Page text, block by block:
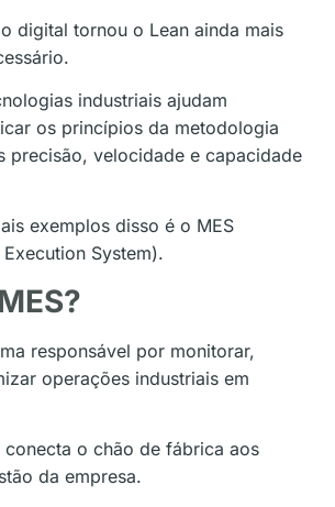
digital tornou o Lean ainda mais
industriais ajudam
os princípios da metodologia
precisão, velocidade e capacidade
exemplos disso é o MES
System).
responsável por monitorar,
operações industriais em
conecta o chão de fábrica aos
da empresa.